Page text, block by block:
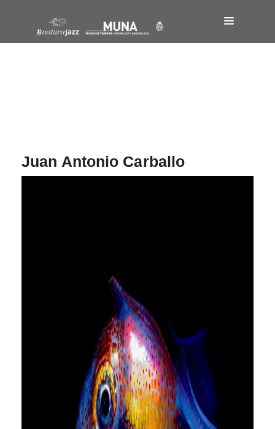
Juan Antonio Carballo